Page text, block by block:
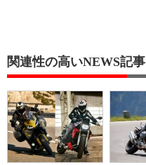
関連性の高いNEWS記事